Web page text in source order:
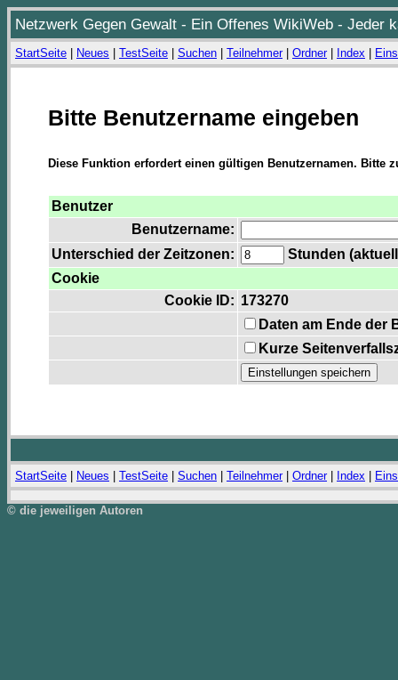
Netzwerk Gegen Gewalt - Ein Offenes WikiWeb - Jeder
StartSeite Neues TestSeite Suchen Teilnehmer| Ordner| Index
Bitte Benutzername eingeben
Diese Funktion erfordert einen gültigen Benutzernamen. Bitte
Benutzer
Benutzername:
Unterschied der Zeitzonen:
Stunden
Cookie
Cookie ID: 173270
Daten am Ende der
Kurze
StartSeite Neues TestSeite Suchen Teilnehmer| Ordner| Index
© die jeweiligen Autoren